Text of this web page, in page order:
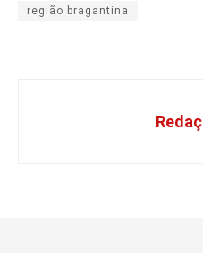
região bragantina